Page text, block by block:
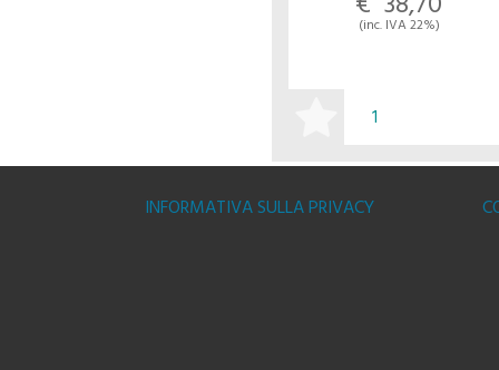
(inc. IVA 22%)
INFORMATIVA SULLA PRIVACY